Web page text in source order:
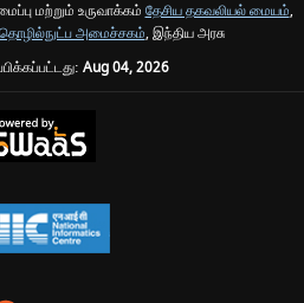
மற்றும் உருவாக்கம் தேசிய தகவலியல் மையம்,
அமைச்சகம், இந்திய அரசு
Aug 04, 2026